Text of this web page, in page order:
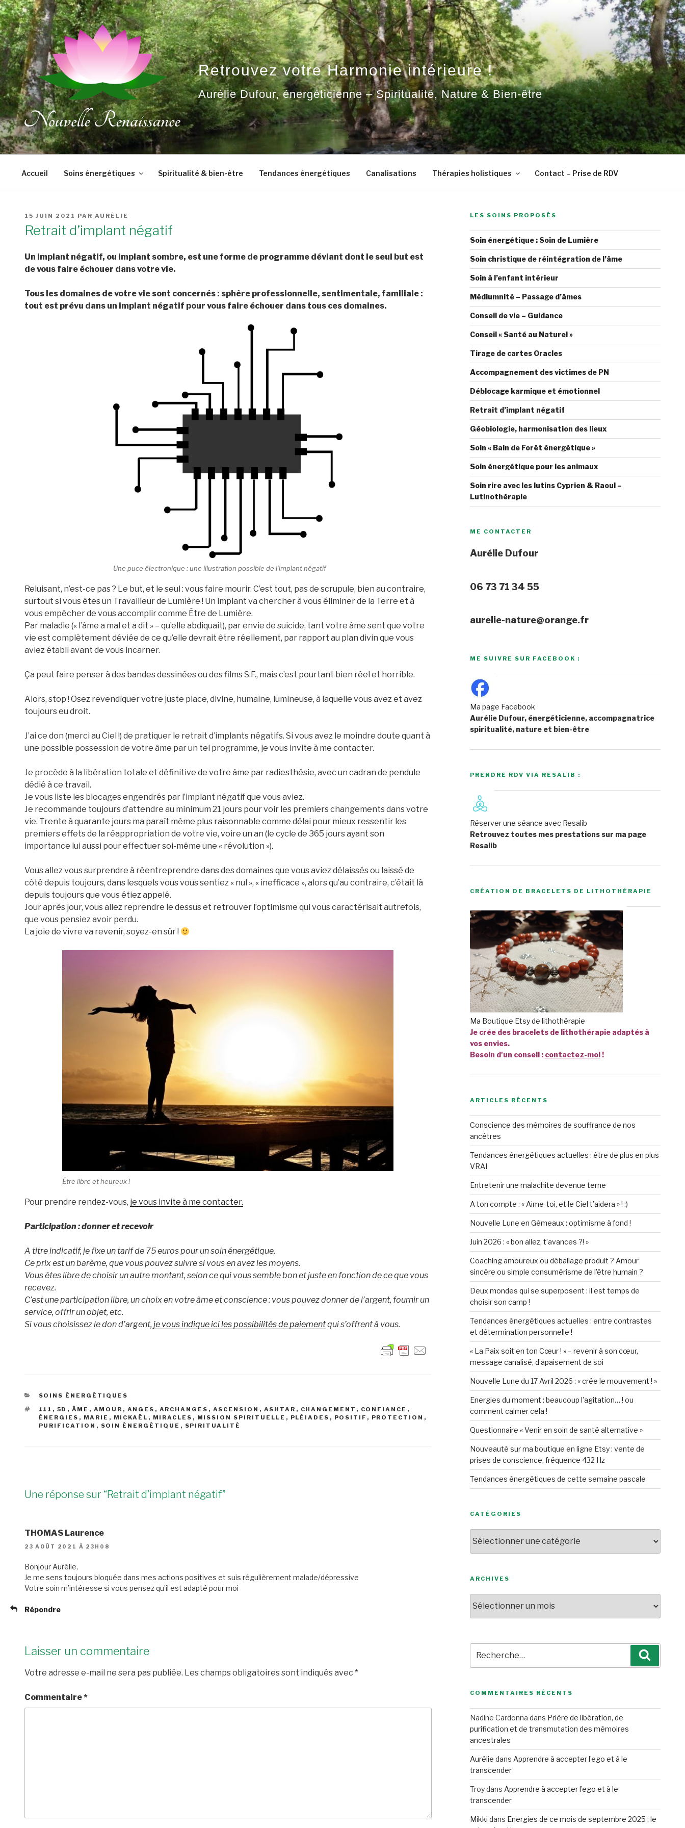
Aller
au
contenu
principal
Retrouvez votre Harmonie intérieure !
Aurélie Dufour, énergéticienne – Spiritualité, Nature & Bien-être
Accueil Soins énergétiques Spiritualité & bien-être Tendances énergétiques Canalisations Thérapies holistiques Contact – Prise de RDV
PUBLIÉ
15 JUIN 2021 PAR AURÉLIE
Retrait d’implant négatif
Un implant négatif, ou implant sombre, est une forme de programme déviant dont le seul but est
de vous faire échouer dans votre vie.
Tous les domaines de votre vie sont concernés : sphère professionnelle, sentimentale, familiale :
tout est prévu dans un implant négatif pour vous faire échouer dans tous ces domaines.
Une puce électronique : une illustration possible de l’implant négatif
Reluisant, n’est-ce pas ? Le but, et le seul : vous faire mourir. C’est tout, pas de scrupule, bien au contraire,
surtout si vous êtes un Travailleur de Lumière ! Un implant va chercher à vous éliminer de la Terre et à
vous empêcher de vous accomplir comme Être de Lumière.
Par maladie (« l’âme a mal et a dit » – qu’elle abdiquait), par envie de suicide, tant votre âme sent que votre
vie est complètement déviée de ce qu’elle devrait être réellement, par rapport au plan divin que vous
aviez établi avant de vous incarner.
Ça peut faire penser à des bandes dessinées ou des films S.F., mais c’est pourtant bien réel et horrible.
Alors, stop ! Osez revendiquer votre juste place, divine, humaine, lumineuse, à laquelle vous avez et avez
toujours eu droit.
J’ai ce don (merci au Ciel !) de pratiquer le retrait d’implants négatifs. Si vous avez le moindre doute quant à
une possible possession de votre âme par un tel programme, je vous invite à me contacter.
Je procède à la libération totale et définitive de votre âme par radiesthésie, avec un cadran de pendule
dédié à ce travail.
Je vous liste les blocages engendrés par l’implant négatif que vous aviez.
Je recommande toujours d’attendre au minimum 21 jours pour voir les premiers changements dans votre
vie. Trente à quarante jours ma paraît même plus raisonnable comme délai pour mieux ressentir les
premiers effets de la réappropriation de votre vie, voire un an (le cycle de 365 jours ayant son
importance lui aussi pour effectuer soi-même une « révolution »).
Vous allez vous surprendre à réentreprendre dans des domaines que vous aviez délaissés ou laissé de
côté depuis toujours, dans lesquels vous vous sentiez « nul », « inefficace », alors qu’au contraire, c’était là
depuis toujours que vous étiez appelé.
Jour après jour, vous allez reprendre le dessus et retrouver l’optimisme qui vous caractérisait autrefois,
que vous pensiez avoir perdu.
La joie de vivre va revenir, soyez-en sûr !
Être libre et heureux !
Pour prendre rendez-vous, je vous invite à me contacter.
Participation : donner et recevoir
A titre indicatif, je fixe un tarif de 75 euros pour un soin énergétique.
Ce prix est un barème, que vous pouvez suivre si vous en avez les moyens.
Vous êtes libre de choisir un autre montant, selon ce qui vous semble bon et juste en fonction de ce que vous
recevez.
C’est une participation libre, un choix en votre âme et conscience : vous pouvez donner de l’argent, fournir un
service, offrir un objet, etc.
Si vous choisissez le don d’argent, je vous indique ici les possibilités de paiementqui s’offrent à vous.
CATÉGORIES
SOINS ÉNERGÉTIQUES
ÉTIQUETTES
111 , 5D , ÂME , AMOUR , ANGES , ARCHANGES , ASCENSION , ASHTAR , CHANGEMENT , CONFIANCE ,
ÉNERGIES , MARIE , MICKAËL , MIRACLES , MISSION SPIRITUELLE , PLÉIADES , POSITIF , PROTECTION ,
PURIFICATION , SOIN ÉNERGÉTIQUE , SPIRITUALITÉ
Une réponse sur “Retrait d’implant négatif”
THOMAS Laurence
23 AOÛT 2021 À 23H08
Bonjour Aurélie,
Je me sens toujours bloquée dans mes actions positives et suis régulièrement malade/dépressive
Votre soin m’intéresse si vous pensez qu’il est adapté pour moi
Répondre
Laisser un commentaire
Votre adresse e-mail ne sera pas publiée. Les champs obligatoires sont indiqués avec *
Commentaire*
LES SOINS PROPOSÉS
Soin énergétique : Soin de Lumière
Soin christique de réintégration de l’âme
Soin à l’enfant intérieur
Médiumnité – Passage d’âmes
Conseil de vie – Guidance
Conseil « Santé au Naturel »
Tirage de cartes Oracles
Accompagnement des victimes de PN
Déblocage karmique et émotionnel
Retrait d’implant négatif
Géobiologie, harmonisation des lieux
Soin « Bain de Forêt énergétique »
Soin énergétique pour les animaux
Soin rire avec les lutins Cyprien & Raoul –
Lutinothérapie
ME CONTACTER
Aurélie Dufour
06 73 71 34 55
aurelie-nature@orange.fr
ME SUIVRE SUR FACEBOOK :
Ma page Facebook
Aurélie Dufour, énergéticienne, accompagnatrice
spiritualité, nature et bien-être
PRENDRE RDV VIA RESALIB :
Réserver une séance avec Resalib
Retrouvez toutes mes prestations sur ma page
Resalib
CRÉATION DE BRACELETS DE LITHOTHÉRAPIE
Ma Boutique Etsy de lithothérapie
Je crée des bracelets de lithothérapie adaptés à
vos envies.
Besoin d'un conseil : contactez-moi!
ARTICLES RÉCENTS
Conscience des mémoires de souffrance de nos
ancêtres
Tendances énergétiques actuelles : être de plus en plus
VRAI
Entretenir une malachite devenue terne
A ton compte : « Aime-toi, et le Ciel t’aidera » ! :)
Nouvelle Lune en Gémeaux : optimisme à fond !
Juin 2026 : « bon allez, t’avances ?! »
Coaching amoureux ou déballage produit ? Amour
sincère ou simple consumérisme de l’être humain ?
Deux mondes qui se superposent : il est temps de
choisir son camp !
Tendances énergétiques actuelles : entre contrastes
et détermination personnelle !
« La Paix soit en ton Cœur ! » – revenir à son cœur,
message canalisé, d’apaisement de soi
Nouvelle Lune du 17 Avril 2026 : « crée le mouvement ! »
Energies du moment : beaucoup l’agitation… ! ou
comment calmer cela !
Questionnaire « Venir en soin de santé alternative »
Nouveauté sur ma boutique en ligne Etsy : vente de
prises de conscience, fréquence 432 Hz
Tendances énergétiques de cette semaine pascale
CATÉGORIES
ARCHIVES
pour
:
COMMENTAIRES RÉCENTS
Nadine Cardonna dans Prière de libération, de
purification et de transmutation des mémoires
ancestrales
Aurélie dans Apprendre à accepter l’ego et à le
transcender
Troydans Apprendre à accepter l’ego et à le
transcender
Mikki dans Energies de ce mois de septembre 2025 : le